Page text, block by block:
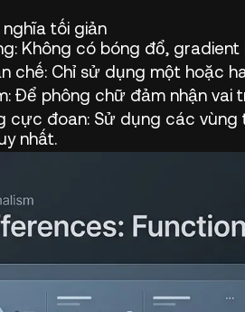
tối giản
Không có bóng đổ, gradient
chế:Chỉ sử dụng một hoặc
Để phông chữ đảm nhận vai
cực đoan:Sử dụng các vùng
nhất.